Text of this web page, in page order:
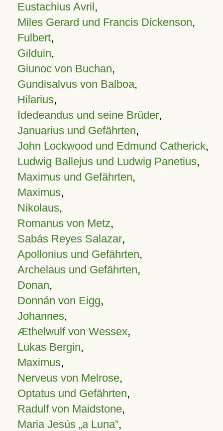
Eustachius Avril,
Miles Gerard und Francis Dickenson,
Fulbert,
Gilduin,
Giunoc von Buchan,
Gundisalvus von Balboa,
Hilarius,
Idedeandus und seine Brüder,
Januarius und Gefährten,
John Lockwood und Edmund Catherick,
Ludwig Ballejus und Ludwig Panetius,
Maximus und Gefährten,
Maximus,
Nikolaus,
Romanus von Metz,
Sabás Reyes Salazar,
Apollonius und Gefährten,
Archelaus und Gefährten,
Donan,
Donnán von Eigg,
Johannes,
Æthelwulf von Wessex,
Lukas Bergin,
Maximus,
Nerveus von Melrose,
Optatus und Gefährten,
Radulf von Maidstone,
Maria Jesús „a Luna”,